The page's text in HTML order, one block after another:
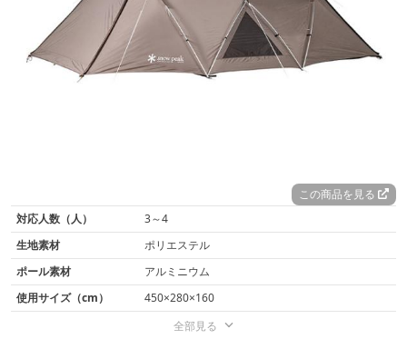
この商品を見る
対応人数（人）
3～4
生地素材
ポリエステル
ポール素材
アルミニウム
使用サイズ（cm）
450×280×160
全部見る